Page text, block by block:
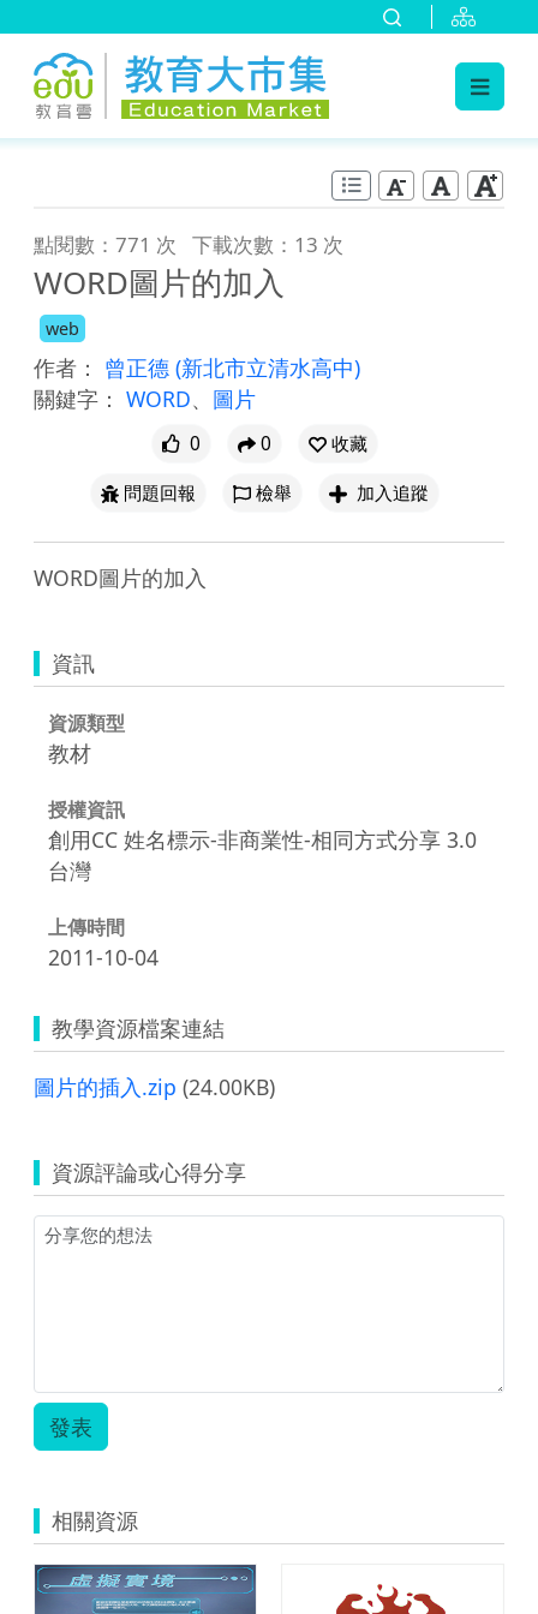
點閱數：771 次 下載次數：13 次
WORD圖片的加入
web
作者： 曾正德 (新北市立清水高中)
關鍵字： WORD、 圖片
0 0
收藏
問題回報
檢舉 加入追蹤
WORD圖片的加入
資訊
資源類型
教材
授權資訊
創用CC 姓名標示-非商業性-相同方式分享 3.0
台灣
上傳時間
2011-10-04
教學資源檔案連結
圖片的插入.zip (24.00KB)
資源評論或心得分享
發表
相關資源